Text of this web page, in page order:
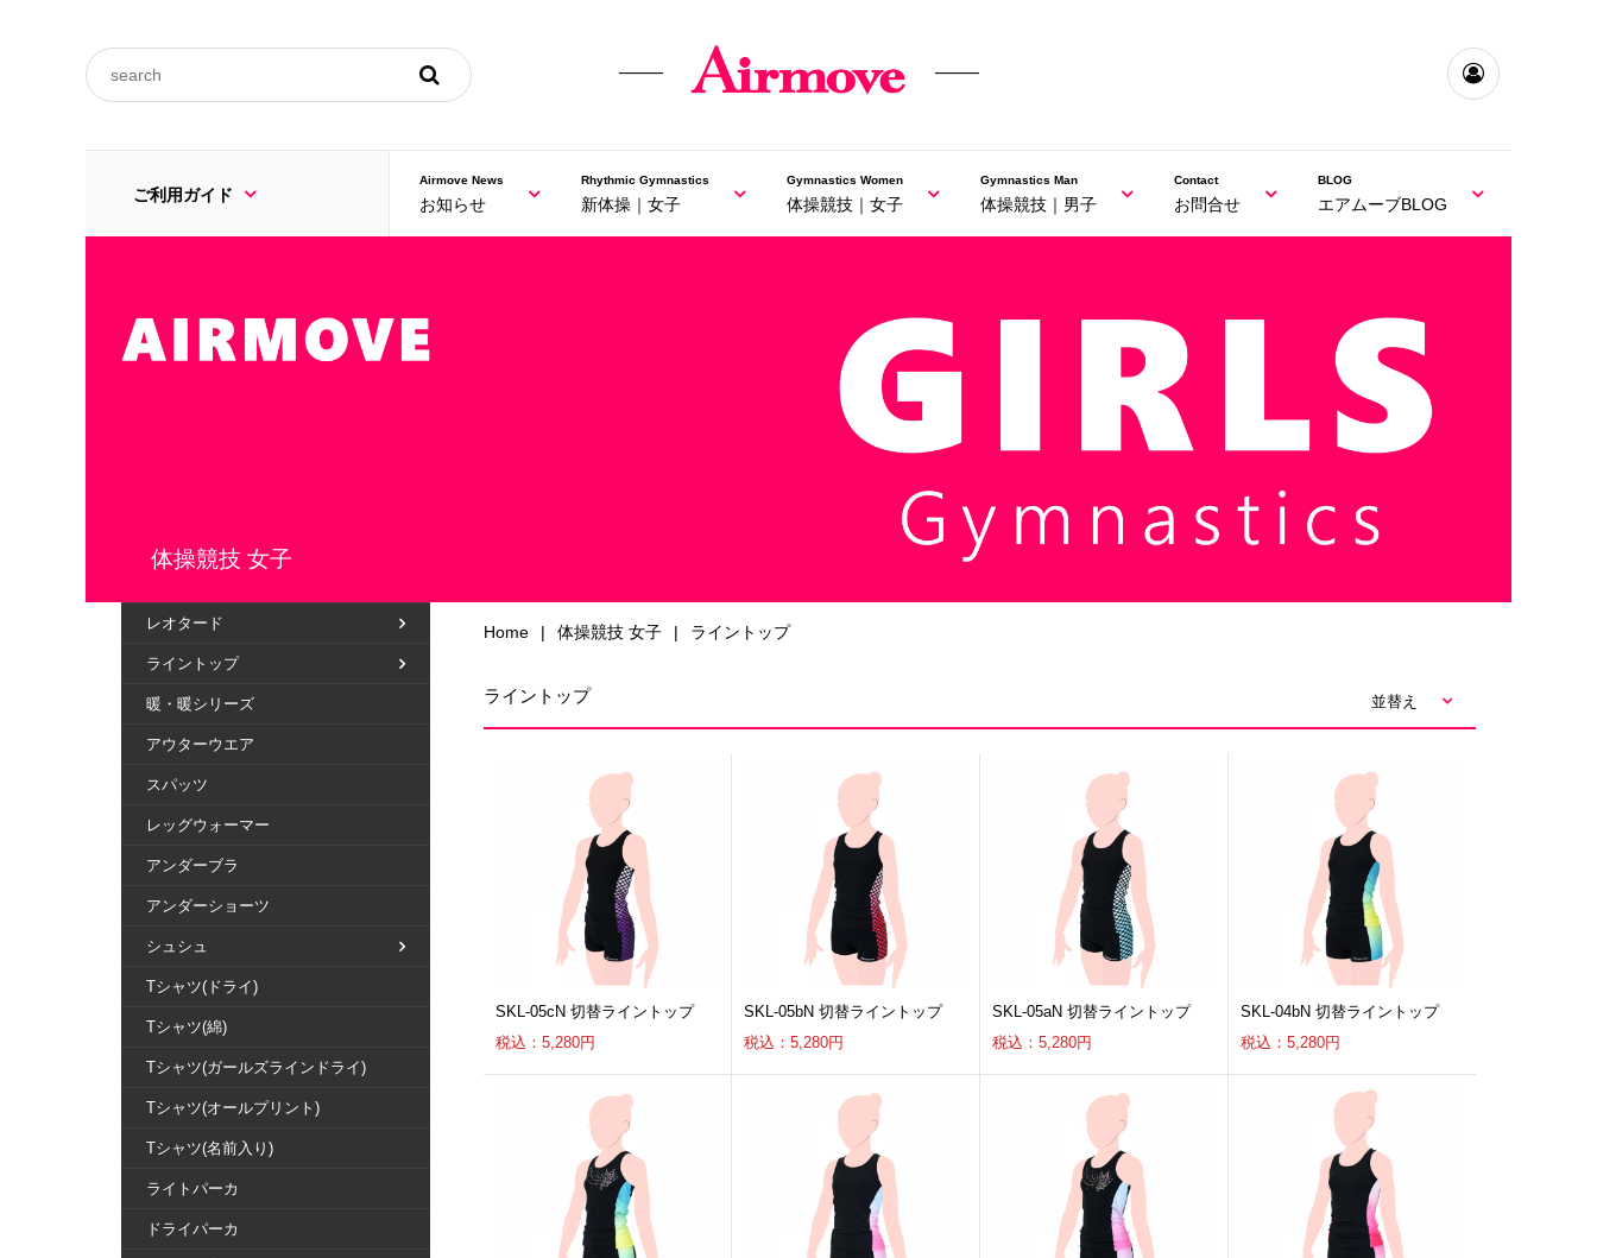
ご利用規約
ご利用ガイド
ご利用規約
Airmove News
お知らせ
Rhythmic Gymnastics
新体操｜女子
Gymnastics Women
体操競技｜女子
Gymnastics Man
体操競技｜男子
Contact
お問合せ
BLOG
エアムーブBLOG
Home 体操競技 女子 ライントップ
ライントップ 並替え
SKL-05cN 切替ライントップ
税込：5,280円
SKL-05bN 切替ライントップ
税込：5,280円
SKL-05aN 切替ライントップ
税込：5,280円
SKL-04bN 切替ライントップ
税込：5,280円
体操競技 女子
レオタード
ライントップ
暖・暖シリーズ
アウターウエア
スパッツ
レッグウォーマー
アンダーブラ
アンダーショーツ
シュシュ
Tシャツ(ドライ)
Tシャツ(綿)
Tシャツ(ガールズラインドライ)
Tシャツ(オールプリント)
Tシャツ(名前入り)
ライトパーカ
ドライパーカ